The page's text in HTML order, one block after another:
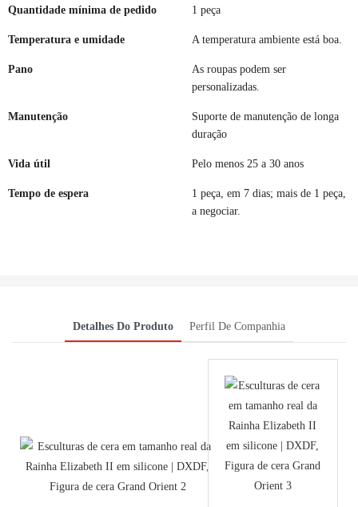
Quantidade mínima de pedido 1 peça
Temperatura e umidade A temperatura ambiente está boa.
Pano
As roupas podem ser
personalizadas.
Manutenção
Suporte de manutenção de longa
duração
Vida útil Pelo menos 25 a 30 anos
Tempo de espera
1 peça, em 7 dias; mais de 1 peça,
a negociar.
Detalhes Do Produto Perfil De Companhia